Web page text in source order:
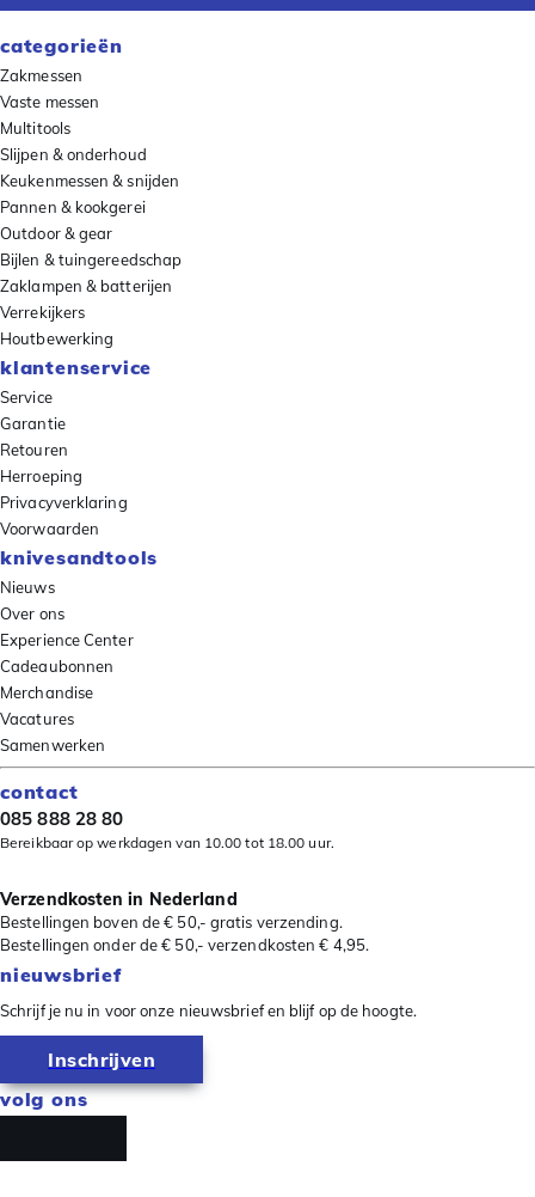
categorieën
Zakmessen
Vaste messen
Multitools
Slijpen & onderhoud
Keukenmessen & snijden
Pannen & kookgerei
Outdoor & gear
Bijlen & tuingereedschap
Zaklampen & batterijen
Verrekijkers
Houtbewerking
klantenservice
Service
Garantie
Retouren
Herroeping
Privacyverklaring
Voorwaarden
knivesandtools
Nieuws
Over ons
Experience Center
Cadeaubonnen
Merchandise
Vacatures
Samenwerken
contact
085 888 28 80
Bereikbaar op werkdagen van 10.00 tot 18.00 uur.
Verzendkosten in Nederland
Bestellingen boven de € 50,- gratis verzending.
Bestellingen onder de € 50,- verzendkosten € 4,95.
nieuwsbrief
Schrijf je nu in voor onze nieuwsbrief en blijf op de hoogte.
Inschrijven
volg ons